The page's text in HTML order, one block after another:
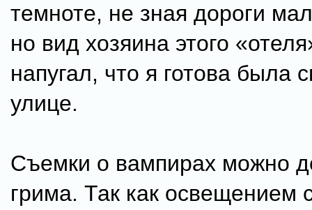
темноте, не зная дороги
но вид хозяина этого
напугал, что я готова была
улице.
Съемки о вампирах можно
грима. Так как освещением